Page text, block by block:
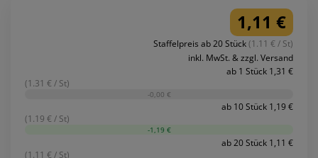
1,11 €
Staffelpreis ab 20 Stück(1.11 € / St)
inkl. MwSt. & zzgl. Versand
ab 1 Stück 1,31 €
(1.31 € / St)
-0,00 €
ab 10 Stück 1,19 €
(1.19 € / St)
-1,19 €
ab 20 Stück 1,11 €
(1.11 € / St)